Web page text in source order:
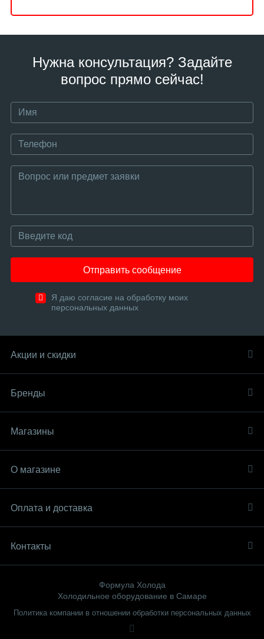
Нужна консультация? Задайте
вопрос прямо сейчас!
Отправить сообщение
Я даю согласие на обработку моих
персональных данных
Акции и скидки
Бренды
Магазины
О магазине
Оплата и доставка
Контакты
Формула Холода
Холодильное оборудование в Самаре
Политика компании в отношении обработки персональных данных